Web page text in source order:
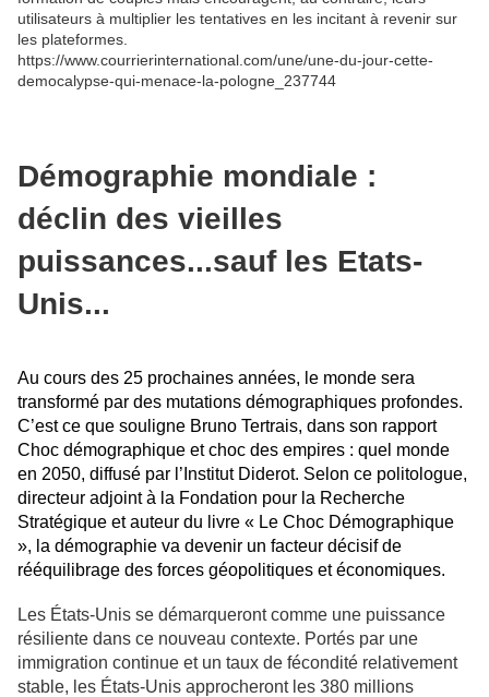
utilisateurs à multiplier les tentatives en les incitant à revenir sur
les plateformes.
https://www.courrierinternational.com/une/une-du-jour-cette-
democalypse-qui-menace-la-pologne_237744
Démographie mondiale :
déclin des vieilles
puissances...sauf les Etats-
Unis...
Au cours des 25 prochaines années, le monde sera
transformé par des mutations démographiques profondes.
C’est ce que souligne Bruno Tertrais, dans son rapport
Choc démographique et choc des empires : quel monde
en 2050, diffusé par l’Institut Diderot. Selon ce politologue,
directeur adjoint à la Fondation pour la Recherche
Stratégique et auteur du livre « Le Choc Démographique
», la démographie va devenir un facteur décisif de
rééquilibrage des forces géopolitiques et économiques.
Les États-Unis se démarqueront comme une puissance
résiliente dans ce nouveau contexte. Portés par une
immigration continue et un taux de fécondité relativement
stable, les États-Unis approcheront les 380 millions